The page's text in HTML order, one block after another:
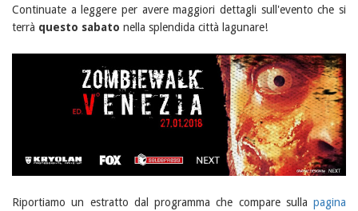
Continuate a leggere per avere maggiori dettagli sull'evento che si
terrà questo sabato nella splendida città lagunare!
Riportiamo un estratto dal programma che compare sulla pagina